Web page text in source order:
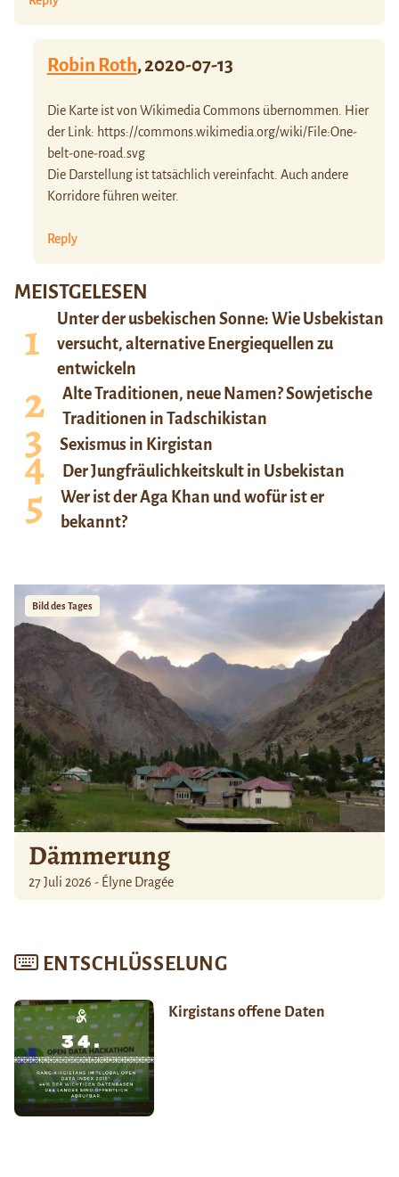
MEISTGELESEN
Unter der usbekischen Sonne: Wie Usbekistan
versucht, alternative Energiequellen zu
entwickeln
Alte Traditionen, neue Namen? Sowjetische
Traditionen in Tadschikistan
Sexismus in Kirgistan
Der Jungfräulichkeitskult in Usbekistan
Wer ist der Aga Khan und wofür ist er
bekannt?
Bild des Tages
Dämmerung
27 Juli 2026 - Élyne Dragée
ENTSCHLÜSSELUNG
Kirgistans offene Daten
Robin Roth,2020-07-13
Die Karte ist von Wikimedia Commons übernommen. Hier
der Link: https://commons.wikimedia.org/wiki/File:One-
belt-one-road.svg
Die Darstellung ist tatsächlich vereinfacht. Auch andere
Korridore führen weiter.
Reply